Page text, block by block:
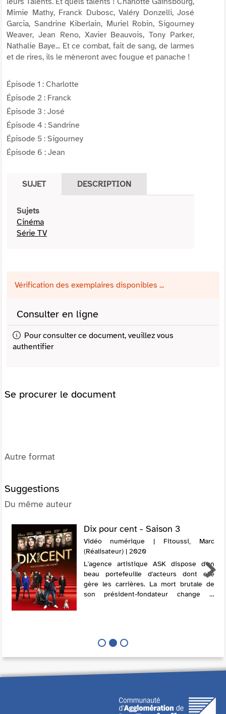
Mimie Mathy, Franck Dubosc, Valéry Donzelli, José
Garcia, Sandrine Kiberlain, Muriel Robin, Sigourney
Weaver, Jean Reno, Xavier Beauvois, Tony Parker,
Nathalie Baye... Et ce combat, fait de sang, de larmes
et de rires, ils le mèneront avec fougue et panache !
Épisode 1 : Charlotte
Épisode 2 : Franck
Épisode 3 : José
Épisode 4 : Sandrine
Épisode 5 : Sigourney
Épisode 6 : Jean
SUJET DESCRIPTION
Sujets
Cinéma
Série TV
Vérification des exemplaires disponibles ...
Consulter en ligne
Pour consulter ce document, veuillez vous
authentifier
Se procurer le document
Autre format
Suggestions
Du même auteur
Dix pour cent - Saison 3
Vidéo numérique | Fitoussi, Marc
(Réalisateur) | 2020
L'agence artistique ASK dispose d'un
beau portefeuille d'acteurs dont elle
gère les carrières. La mort brutale de
son président-fondateur change la